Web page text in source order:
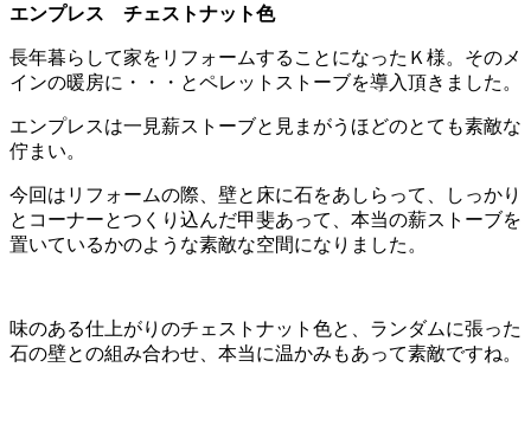
エンプレス チェストナット色
長年暮らして家をリフォームすることになったＫ様。そのメ
インの暖房に・・・とペレットストーブを導入頂きました。
エンプレスは一見薪ストーブと見まがうほどのとても素敵な
佇まい。
今回はリフォームの際、壁と床に石をあしらって、しっかり
とコーナーとつくり込んだ甲斐あって、本当の薪ストーブを
置いているかのような素敵な空間になりました。
味のある仕上がりのチェストナット色と、ランダムに張った
石の壁との組み合わせ、本当に温かみもあって素敵ですね。